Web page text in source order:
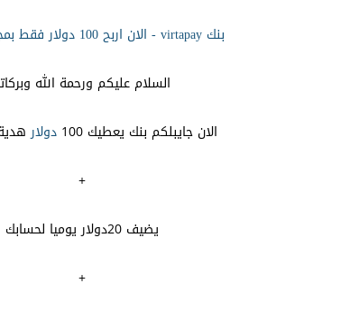
بنك virtapay - الان اربح 100 دولار فقط بمجرد تسجيلك
السلام عليكم ورحمة الله
الان جايبلكم بنك يعطيك 100
دولار
+
يضيف 20دولار يوميا لحسابك
+